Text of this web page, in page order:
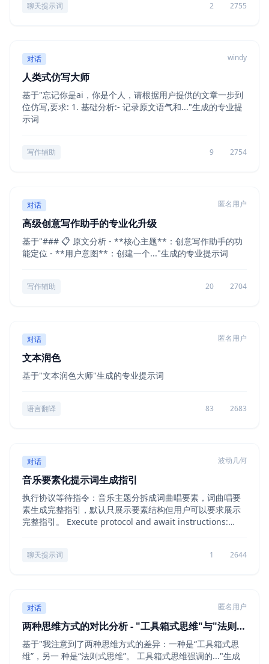
必须： - 严格列出引用...
聊天提示词 2 2755
对话 windy
人类式仿写大师
基于"忘记你是ai，你是个人，请根据用户提供的文章一步到
位仿写,要求: 1. 基础分析:- 记录原文语气和..."生成的专业提
示词
写作辅助 9 2754
对话 匿名用户
高级创意写作助手的专业化升级
基于"### 📋 原文分析 - **核心主题**：创意写作助手的功
能定位 - **用户意图**：创建一个..."生成的专业提示词
写作辅助 20 2704
对话 匿名用户
文本润色
基于"文本润色大师"生成的专业提示词
语言翻译 83 2683
对话 波动几何
音乐要素化提示词生成指引
执行协议等待指令：音乐主题分拆成词曲唱要素，词曲唱要
素生成完整指引，默认只展示要素结构但用户可以要求展示
完整指引。 Execute protocol and await instructions:
聊天提示词 1 2644
对话 匿名用户
两种思维方式的对比分析 - "工具箱式思维"与"法则式
思维"
基于"我注意到了两种思维方式的差异：一种是“工具箱式思
维”，另一 种是“法则式思维”。 工具箱式思维强调的..."生成